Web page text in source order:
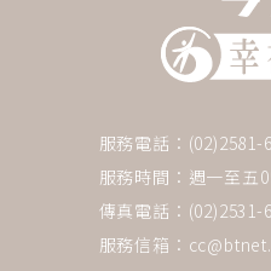
服務電話：(02)2581-
服務時間：週一至五
傳真電話：(02)2531-
服務信箱：